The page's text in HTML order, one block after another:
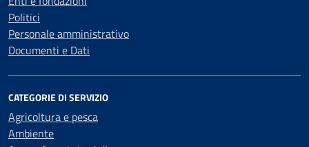
Politici
Personale amministrativo
Documenti e Dati
CATEGORIE DI SERVIZIO
Agricoltura e pesca
Ambiente